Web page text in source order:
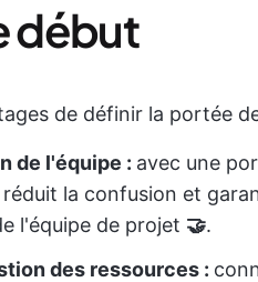
début
de définir la portée
de l'équipe : avec une
la confusion et
l'équipe de projet 🤝.
des ressources :